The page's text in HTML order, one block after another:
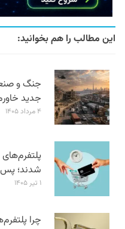
این مطالب را هم بخوانید:
جنگ و
جدید
۴ مرداد ۱۴۰۵
شدند؛
۱ تیر ۱۴۰۵
چرا